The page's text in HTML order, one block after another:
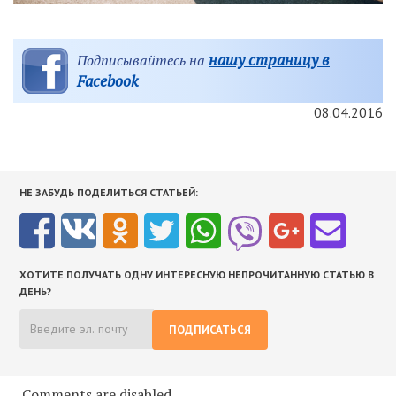
Подписывайтесь на нашу страницу в
Facebook
08.04.2016
НЕ ЗАБУДЬ ПОДЕЛИТЬСЯ СТАТЬЕЙ:
ХОТИТЕ ПОЛУЧАТЬ ОДНУ ИНТЕРЕСНУЮ НЕПРОЧИТАННУЮ СТАТЬЮ В
ДЕНЬ?
ПОДПИСАТЬСЯ